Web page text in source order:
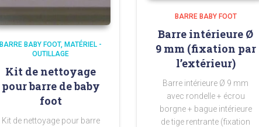
BARRE BABY FOOT MATÉRIEL -
OUTILLAGE
Kit de nettoyage
pour barre de baby
foot
Kit de nettoyage pour barre
BARRE BABY FOOT
Barre intérieure Ø
9 mm (fixation par
l’extérieur)
Barre intérieure Ø 9 mm
avec rondelle + écrou
borgne + bague intérieure
de tige rentrante (fixation